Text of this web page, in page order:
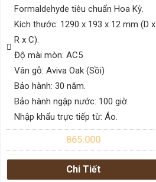
Formaldehyde tiêu chuẩn Hoa Kỳ.
Kích thước: 1290 x 193 x 12 mm (D x
R x C).
Độ mài mòn: AC5
Vân gỗ: Aviva Oak (Sồi)
Bảo hành: 30 năm.
Bảo hành ngập nước: 100 giờ.
Nhập khẩu trực tiếp từ: Áo.
865.000
Chi Tiết